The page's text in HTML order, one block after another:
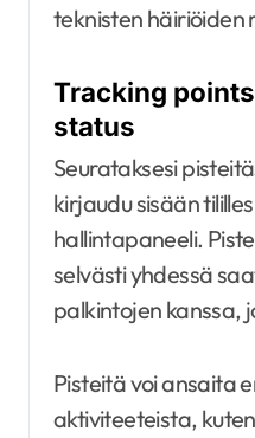
teknisten häiriöiden
Tracking
status
Seurataksesi
kirjaudu sisään
hallintapaneeli.
selvästi yhdessä
palkintojen kanssa,
Pisteitä voi ansaita
aktiviteeteista,